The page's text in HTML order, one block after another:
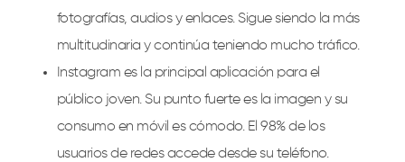
fotografías, audios y enlaces. Sigue siendo la más
multitudinaria y continúa teniendo mucho tráfico.
Instagram es la principal aplicación para el
público joven. Su punto fuerte es la imagen y su
consumo en móvil es cómodo. El 98% de los
usuarios de redes accede desde su teléfono.